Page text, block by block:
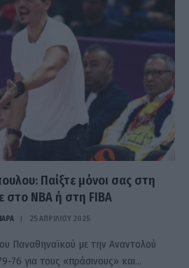
Παίξτε μόνοι σας στη
NBA ή στη FIBA
25 ΑΠΡΙΛΊΟΥ 2025
Παναθηναϊκού με την Αναντολού
76 για τους «πράσινους» και…